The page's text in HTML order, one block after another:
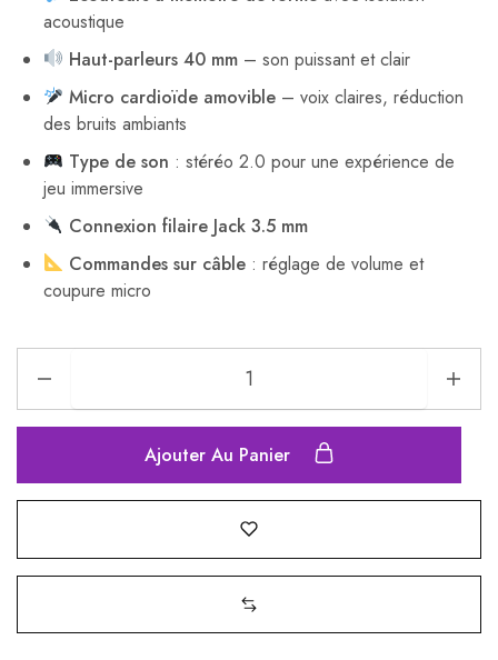
acoustique
Haut-parleurs 40 mm – son puissant et clair
Micro cardioïde amovible – voix claires, réduction
des bruits ambiants
Type de son : stéréo 2.0 pour une expérience de
jeu immersive
Connexion filaire Jack 3.5 mm
Commandes sur câble : réglage de volume et
coupure micro
Ajouter Au Panier